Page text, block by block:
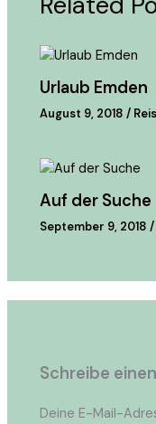
Urlaub Emden
August 9, 2018/
Auf der Suche
September 9, 2018/
Schreibe
Deine E-Mail-